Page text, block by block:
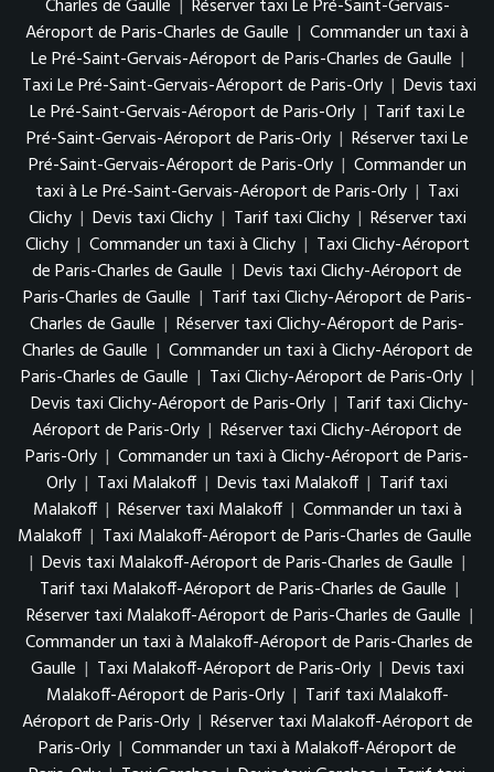
Charles de Gaulle | Réserver taxi Le Pré-Saint-Gervais-
Aéroport de Paris-Charles de Gaulle | Commander un taxi à
Le Pré-Saint-Gervais-Aéroport de Paris-Charles de Gaulle |
Taxi Le Pré-Saint-Gervais-Aéroport de Paris-Orly | Devis taxi
Le Pré-Saint-Gervais-Aéroport de Paris-Orly | Tarif taxi Le
Pré-Saint-Gervais-Aéroport de Paris-Orly | Réserver taxi Le
Pré-Saint-Gervais-Aéroport de Paris-Orly | Commander un
taxi à Le Pré-Saint-Gervais-Aéroport de Paris-Orly | Taxi
Clichy | Devis taxi Clichy | Tarif taxi Clichy | Réserver taxi
Clichy | Commander un taxi à Clichy | Taxi Clichy-Aéroport
de Paris-Charles de Gaulle | Devis taxi Clichy-Aéroport de
Paris-Charles de Gaulle | Tarif taxi Clichy-Aéroport de Paris-
Charles de Gaulle | Réserver taxi Clichy-Aéroport de Paris-
Charles de Gaulle | Commander un taxi à Clichy-Aéroport de
Paris-Charles de Gaulle | Taxi Clichy-Aéroport de Paris-Orly |
Devis taxi Clichy-Aéroport de Paris-Orly | Tarif taxi Clichy-
Aéroport de Paris-Orly | Réserver taxi Clichy-Aéroport de
Paris-Orly | Commander un taxi à Clichy-Aéroport de Paris-
Orly | Taxi Malakoff | Devis taxi Malakoff | Tarif taxi
Malakoff | Réserver taxi Malakoff | Commander un taxi à
Malakoff | Taxi Malakoff-Aéroport de Paris-Charles de Gaulle
| Devis taxi Malakoff-Aéroport de Paris-Charles de Gaulle |
Tarif taxi Malakoff-Aéroport de Paris-Charles de Gaulle |
Réserver taxi Malakoff-Aéroport de Paris-Charles de Gaulle |
Commander un taxi à Malakoff-Aéroport de Paris-Charles de
Gaulle | Taxi Malakoff-Aéroport de Paris-Orly | Devis taxi
Malakoff-Aéroport de Paris-Orly | Tarif taxi Malakoff-
Aéroport de Paris-Orly | Réserver taxi Malakoff-Aéroport de
Paris-Orly | Commander un taxi à Malakoff-Aéroport de